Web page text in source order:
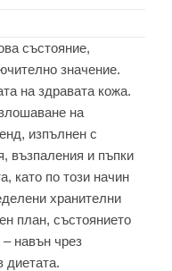
състояние,
значение.
на здравата кожа.
на
изпълнен с
възпаления и пъпки
като по този начин
хранителни
план, състоянието
навън чрез
диетата.